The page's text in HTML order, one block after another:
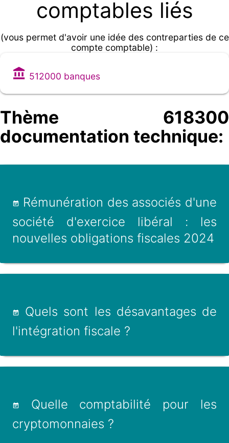
comptables liés
(vous permet d'avoir une idée des contreparties de ce
compte comptable) :
512000 banques
Thème 618300
documentation technique:
Rémunération des associés d'une
société d'exercice libéral : les
nouvelles obligations fiscales 2024
Quels sont les désavantages de
l'intégration fiscale ?
Quelle comptabilité pour les
cryptomonnaies ?